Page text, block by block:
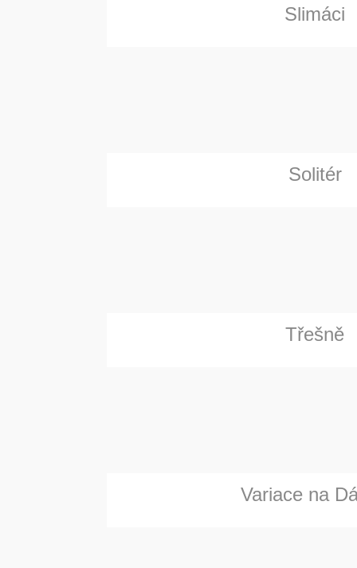
Slimáci
Solitér
Třešně
Variace na